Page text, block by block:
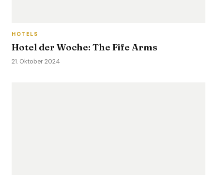
HOTELS
Hotel der Woche: The Fife Arms
21. Oktober 2024